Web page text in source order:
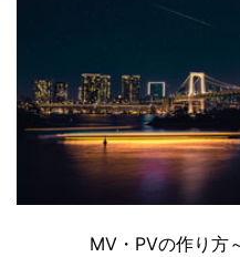
MV・PVの作り方